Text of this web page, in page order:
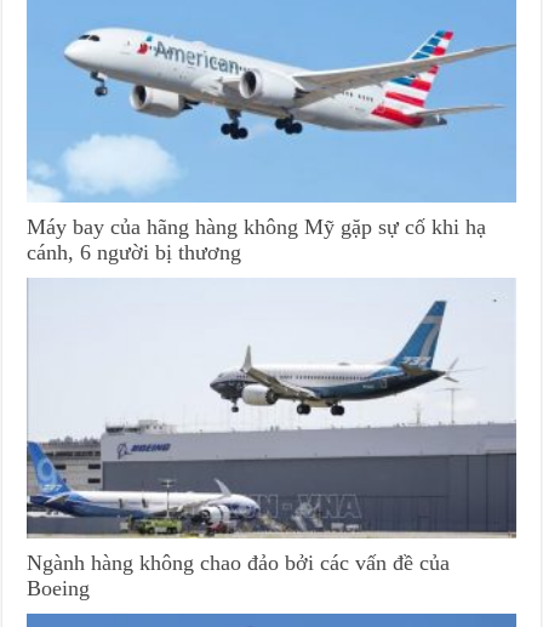
Máy bay của hãng hàng không Mỹ gặp sự cố khi hạ
cánh, 6 người bị thương
Ngành hàng không chao đảo bởi các vấn đề của
Boeing